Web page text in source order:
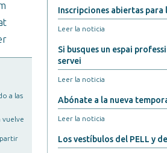
a las
vuelve
Inscripciones abiertas
Leer la noticia
Si busques un espai
servei
Leer la noticia
Abónate a la nueva
Leer la noticia
Los vestíbulos del PELL y